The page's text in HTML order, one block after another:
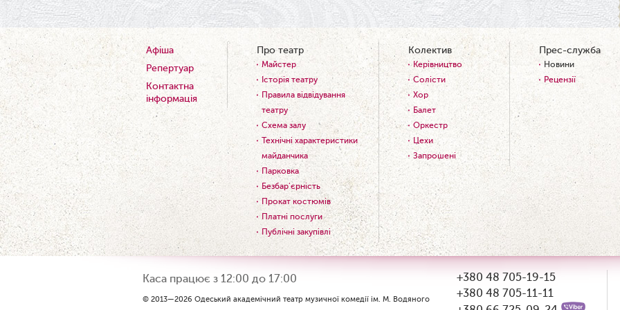
Афіша
Репертуар
Контактна
інформація
Про театр
Майстер
Історія театру
Правила відвідування
театру
Схема залу
Технічні характеристики
майданчика
Парковка
Безбар'єрність
Прокат костюмів
Платні послуги
Публічні закупівлі
Колектив
Керівництво
Солісти
Хор
Балет
Оркестр
Цехи
Запрошені
Прес-служба
Новини
Рецензії
Каса працює з 12:00 до 17:00
© 2013—2026 Одеський академічний театр музичної комедії ім. М. Водяного
+380 48 705-19-15
+380 48 705-11-11